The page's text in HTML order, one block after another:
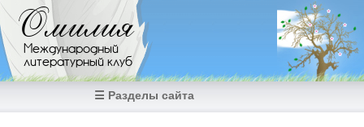
Перейти к основному содержанию
Омилия
Международный
литературный клуб
☰ Разделы сайта